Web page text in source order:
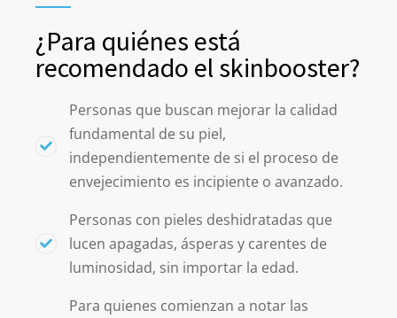
¿Para quiénes está
recomendado el skinbooster?
Personas que buscan mejorar la calidad
fundamental de su piel,
independientemente de si el proceso de
envejecimiento es incipiente o avanzado.
Personas con pieles deshidratadas que
lucen apagadas, ásperas y carentes de
luminosidad, sin importar la edad.
Para quienes comienzan a notar las